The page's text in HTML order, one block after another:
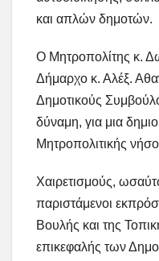
και απλών δημοτών.
Ο Μητροπολίτης κ.
Δήμαρχο κ. Αλέξ.
Δημοτικούς
δύναμη, για μια
Μητροπολιτικής
Χαιρετισμούς,
παριστάμενοι
Βουλής και της
επικεφαλής των